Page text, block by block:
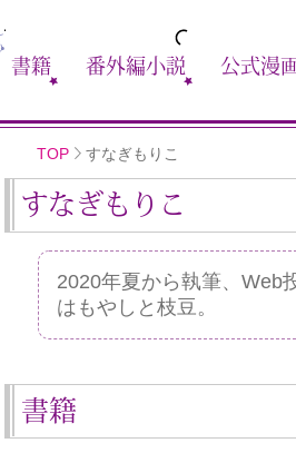
書籍 番外編小説 公式漫
TOP すなぎもりこ
すなぎもりこ
2020年夏から執筆、Web
はもやしと枝豆。
書籍